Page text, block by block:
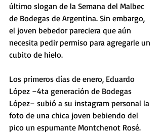
último slogan de la Semana del Malbec
de Bodegas de Argentina. Sin embargo,
el joven bebedor pareciera que aún
necesita pedir permiso para agregarle un
cubito de hielo.
Los primeros días de enero, Eduardo
López –4ta generación de Bodegas
López– subió a su instagram personal la
foto de una chica joven bebiendo del
pico un espumante Montchenot Rosé.